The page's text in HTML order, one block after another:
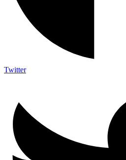
Twitter